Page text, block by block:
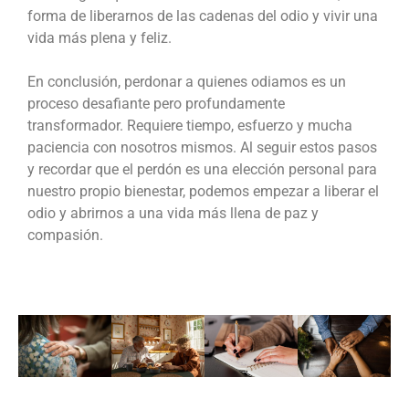
forma de liberarnos de las cadenas del odio y vivir una
vida más plena y feliz.
En conclusión, perdonar a quienes odiamos es un
proceso desafiante pero profundamente
transformador. Requiere tiempo, esfuerzo y mucha
paciencia con nosotros mismos. Al seguir estos pasos
y recordar que el perdón es una elección personal para
nuestro propio bienestar, podemos empezar a liberar el
odio y abrirnos a una vida más llena de paz y
compasión.